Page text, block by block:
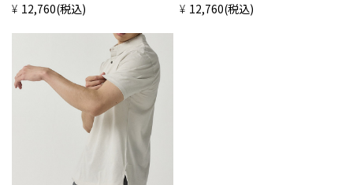
¥12,760(税込) ¥12,760(税込)